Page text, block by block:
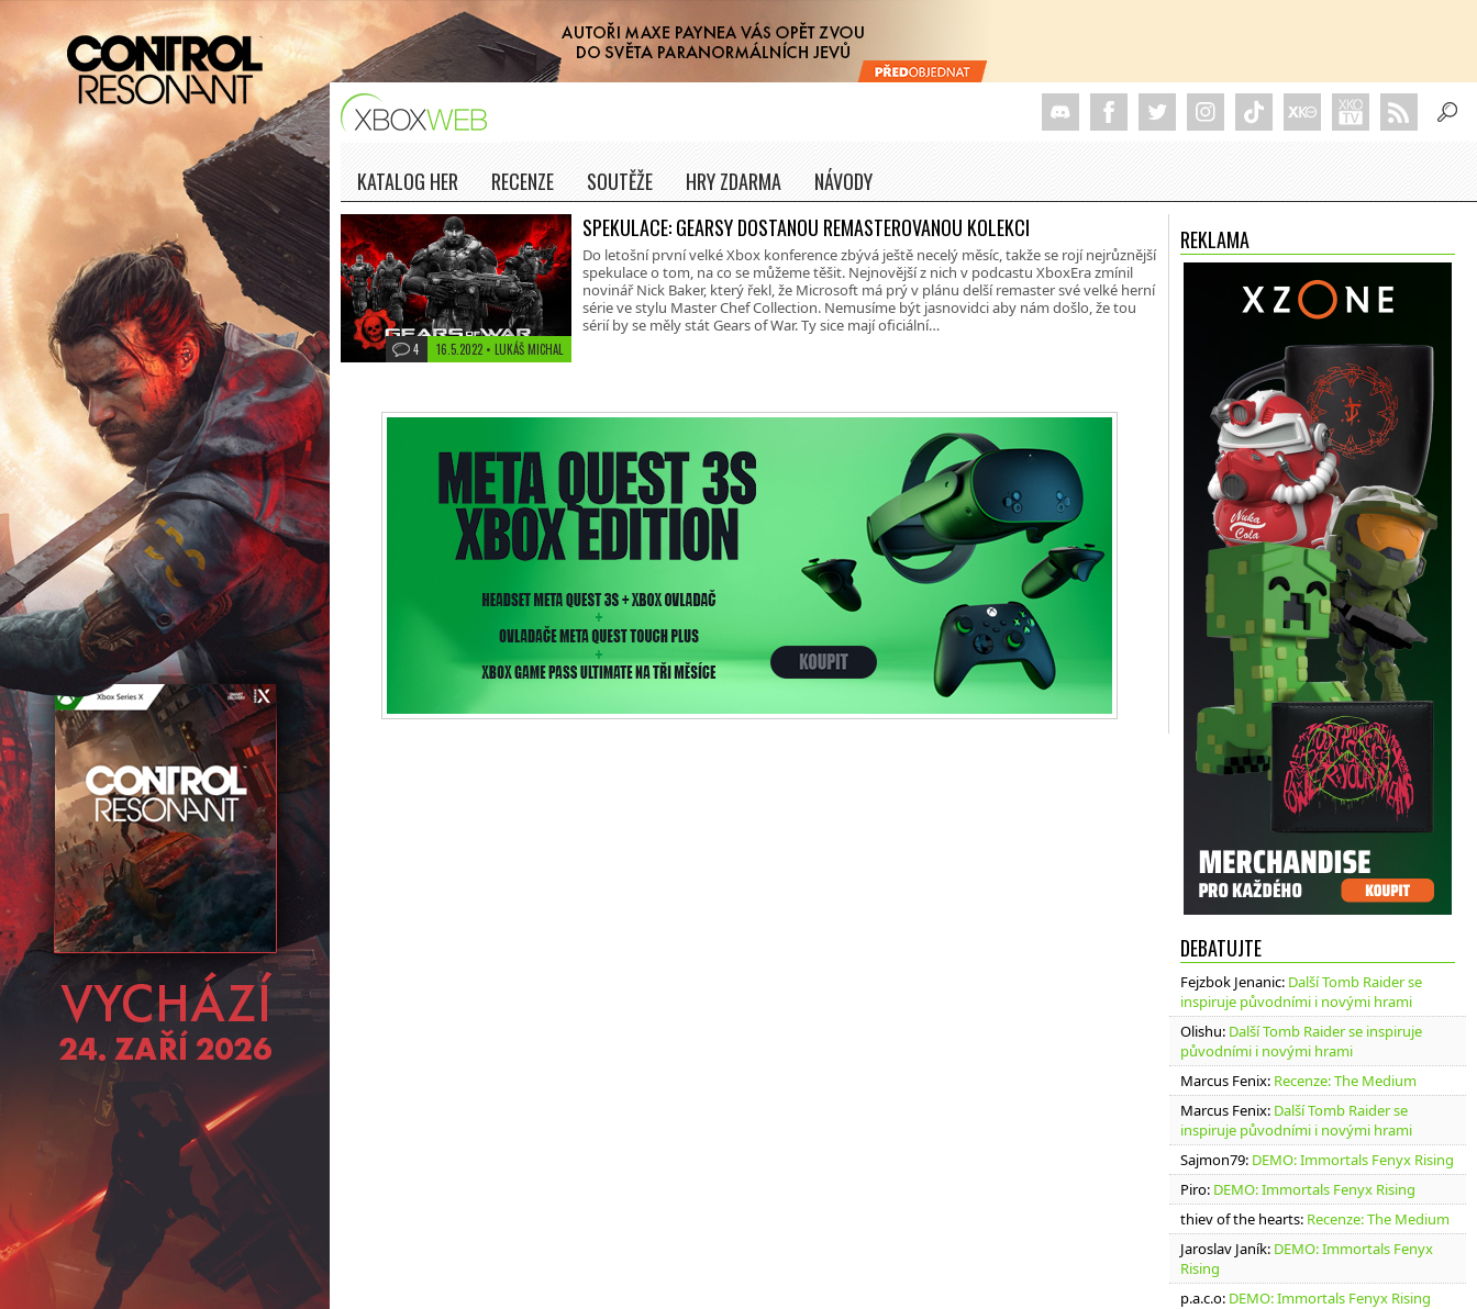
KATALOG HER RECENZE SOUTĚŽE HRY ZDARMA NÁVODY
REKLAMA
DEBATUJTE
Fejzbok Jenanic: Další Tomb Raider se
inspiruje původními i novými hrami
Olishu: Další Tomb Raider se inspiruje
původními i novými hrami
Marcus Fenix: Recenze: The Medium
Marcus Fenix: Další Tomb Raider se
inspiruje původními i novými hrami
Sajmon79: DEMO: Immortals Fenyx Rising
Piro: DEMO: Immortals Fenyx Rising
thiev of the hearts: Recenze: The Medium
Jaroslav Janík: DEMO: Immortals Fenyx
Rising
p.a.c.o: DEMO: Immortals Fenyx Rising
16.5.2022 • LUKÁŠ MICHAL
4
SPEKULACE: GEARSY DOSTANOU REMASTEROVANOU KOLEKCI
Do letošní první velké Xbox konference zbývá ještě necelý měsíc, takže se rojí nejrůznější
spekulace o tom, na co se můžeme těšit. Nejnovější z nich v podcastu XboxEra zmínil
novinář Nick Baker, který řekl, že Microsoft má prý v plánu delší remaster své velké herní
série ve stylu Master Chef Collection. Nemusíme být jasnovidci aby nám došlo, že tou
sérií by se měly stát Gears of War. Ty sice mají oficiální…